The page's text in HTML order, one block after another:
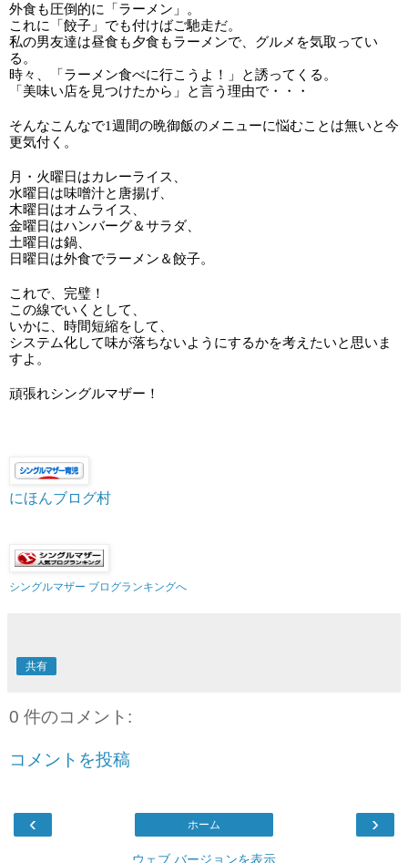
外食も圧倒的に「ラーメン」。
これに「餃子」でも付けばご馳走だ。
私の男友達は昼食も夕食もラーメンで、グルメを気取ってい
る。
時々、「ラーメン食べに行こうよ！」と誘ってくる。
「美味い店を見つけたから」と言う理由で・・・
そんなこんなで1週間の晩御飯のメニューに悩むことは無いと今
更気付く。
月・火曜日はカレーライス、
水曜日は味噌汁と唐揚げ、
木曜日はオムライス、
金曜日はハンバーグ＆サラダ、
土曜日は鍋、
日曜日は外食でラーメン＆餃子。
これで、完璧！
この線でいくとして、
いかに、時間短縮をして、
システム化して味が落ちないようにするかを考えたいと思いま
すよ。
頑張れシングルマザー！
にほんブログ村
シングルマザー ブログランキングへ
共有
0 件のコメント:
コメントを投稿
‹ ›
ホーム
ウェブ バージョンを表示